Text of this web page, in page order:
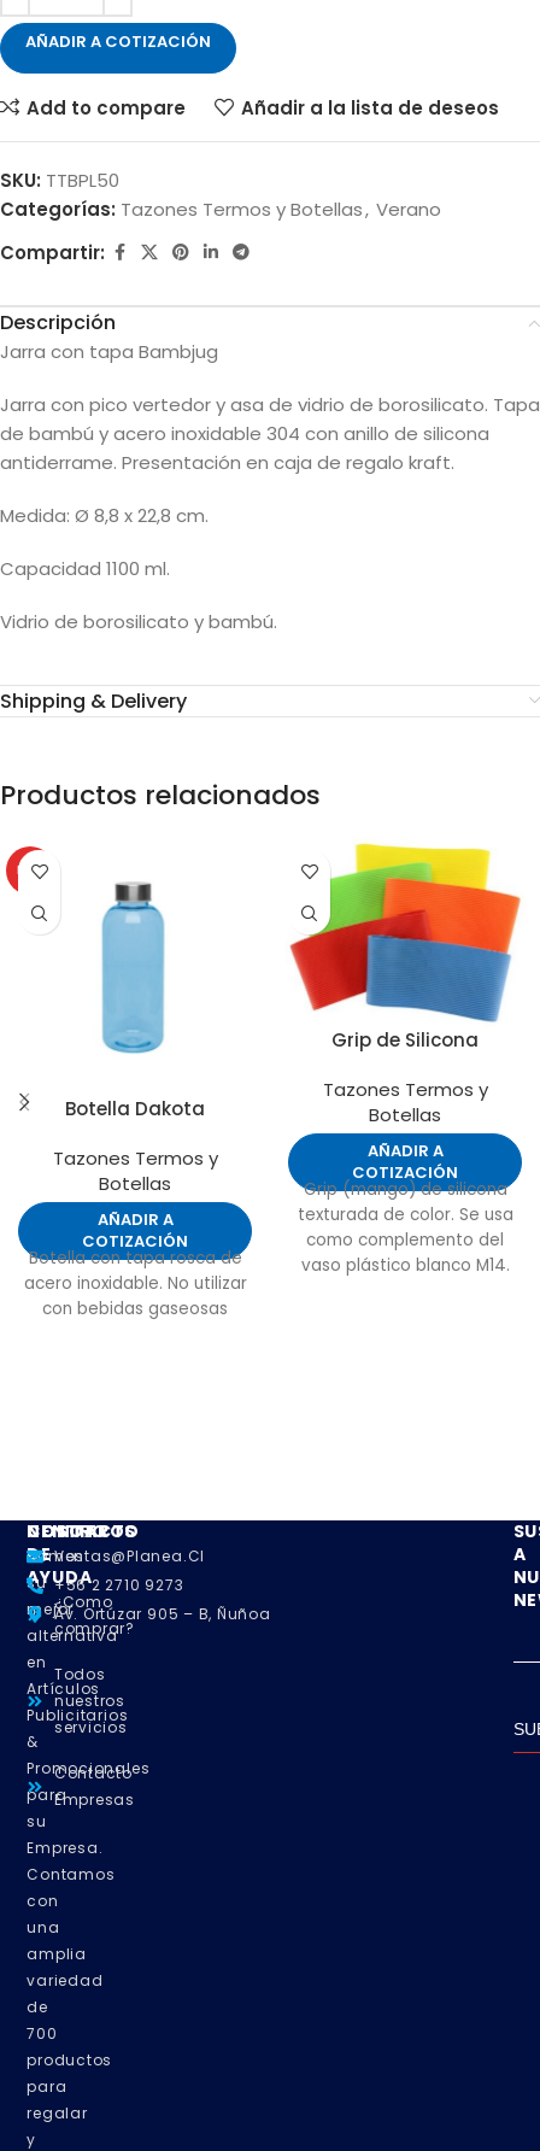
AÑADIR A COTIZACIÓN
Add to compare Añadir a la lista de deseos
SKU: TTBPL50
Categorías: Tazones Termos y Botellas, Verano
Compartir:
Descripción
Jarra con tapa Bambjug
Jarra con pico vertedor y asa de vidrio de borosilicato. Tapa
de bambú y acero inoxidable 304 con anillo de silicona
antiderrame. Presentación en caja de regalo kraft.
Medida: Ø 8,8 x 22,8 cm.
Capacidad 1100 ml.
Vidrio de borosilicato y bambú.
Shipping & Delivery
Productos relacionados
HOT
Botella Dakota
Tazones Termos y
Botellas
AÑADIR A
COTIZACIÓN
Botella con tapa rosca de
acero inoxidable. No utilizar
con bebidas gaseosas
Grip de Silicona
Tazones Termos y
Botellas
AÑADIR A
COTIZACIÓN
Grip (mango) de silicona
texturada de color. Se usa
como complemento del
vaso plástico blanco M14.
NOSOTROS
Somos
su
mejor
alternativa
en
Artículos
Publicitarios
&
Promocionales
para
su
Empresa.
Contamos
con
una
amplia
variedad
de
700
productos
para
regalar
y
CENTRO
DE
AYUDA
¿Como
comprar?
Todos
nuestros
servicios
Contacto
Empresas
CONTACTO
Ventas@planea.cl
+56 2 2710 9273
Av. Ortúzar 905 – B, Ñuñoa
A